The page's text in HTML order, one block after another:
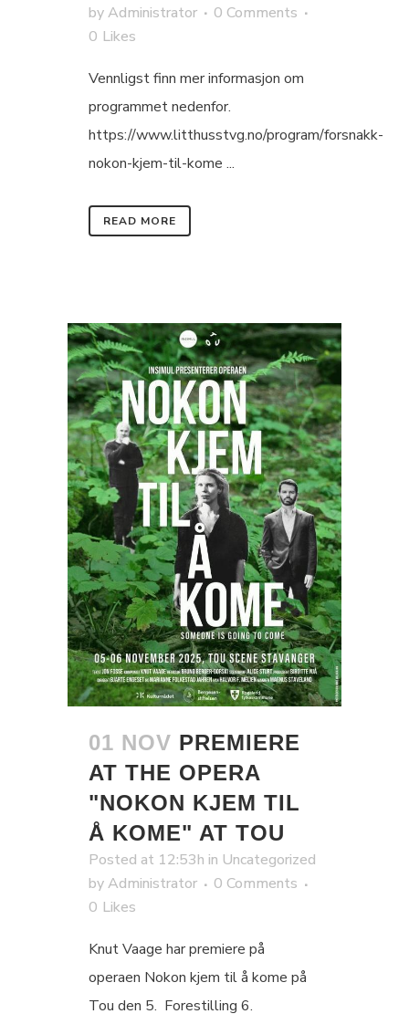
byAdministrator
0 Comments
0 Likes
Vennligst finn mer informasjon om
programmet nedenfor.
https://www.litthusstvg.no/program/forsnakk-
nokon-kjem-til-kome ...
READ MORE
01 NOV PREMIERE
AT THE OPERA
"NOKON KJEM TIL
Å KOME" AT TOU
Posted at 12:53h in Uncategorized
byAdministrator
0 Comments
0 Likes
Knut Vaage har premiere på
operaen Nokon kjem til å kome på
Tou den 5. Forestilling 6.